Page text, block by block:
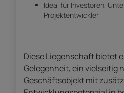
Ideal für Investoren,
Projektentwickler
Diese Liegenschaft bietet
Gelegenheit, ein vielseitig
Geschäftsobjekt mit